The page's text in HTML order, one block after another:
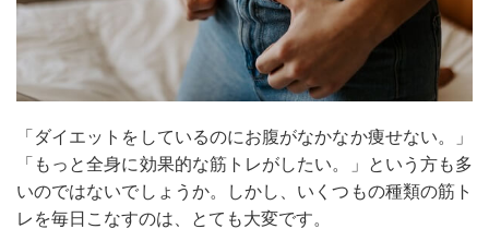
「ダイエットをしているのにお腹がなかなか痩せない。」
「もっと全身に効果的な筋トレがしたい。」という方も多
いのではないでしょうか。しかし、いくつもの種類の筋ト
レを毎日こなすのは、とても大変です。